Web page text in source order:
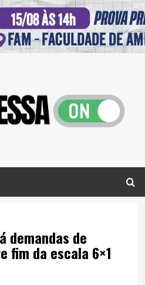
demandas de
fim da escala 6×1